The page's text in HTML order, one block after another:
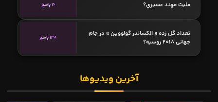
ملیت مهند عسیری؟ 16 پاسخ
تعداد گل زده « الکساندر گولووین » در جام
جهانی 2018 روسیه؟
138 پاسخ
آخرین ویدیوها